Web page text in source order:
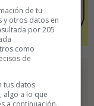
de tu
y otros datos en
por 205
como
de
tus datos
algo a lo que
a continuación.